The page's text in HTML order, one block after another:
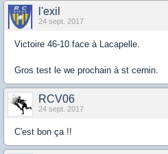
l'exil
24 sept. 2017
Victoire 46-10 face à Lacapelle.
Gros test le we prochain à st cernin.
RCV06
24 sept. 2017
C'est bon ça !!